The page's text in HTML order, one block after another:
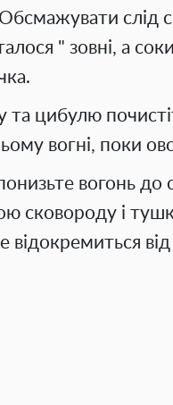
Обсмажувати слід
" зовні, а
та цибулю
вогні, поки
вогонь
сковороду і
відокремиться від